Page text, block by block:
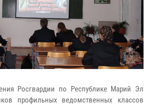
Росгвардии по Республике Марий Эл
профильных ведомственных классов